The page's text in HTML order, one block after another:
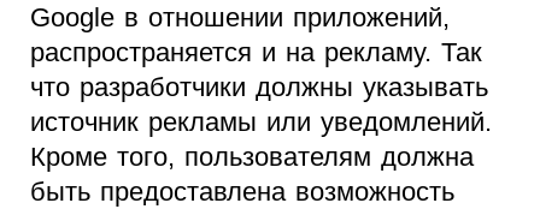
Google в отношении приложений,
распространяется и на рекламу. Так
что разработчики должны указывать
источник рекламы или уведомлений.
Кроме того, пользователям должна
быть предоставлена возможность